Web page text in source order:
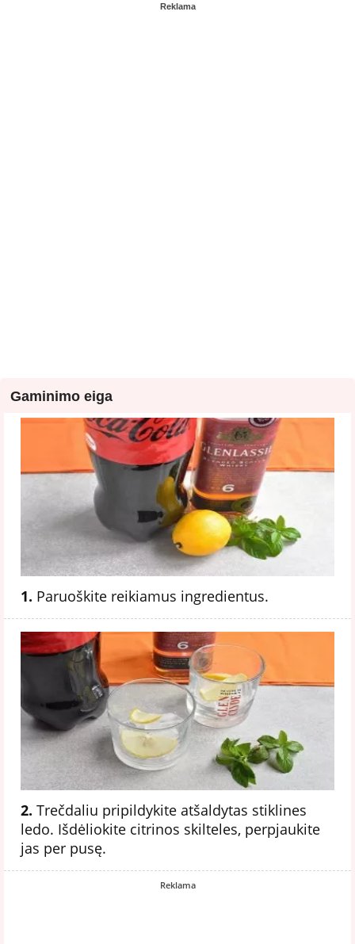
Reklama
Gaminimo eiga
1. Paruoškite reikiamus ingredientus.
2. Trečdaliu pripildykite atšaldytas stiklines
ledo. Išdėliokite citrinos skilteles, perpjaukite
jas per pusę.
Reklama